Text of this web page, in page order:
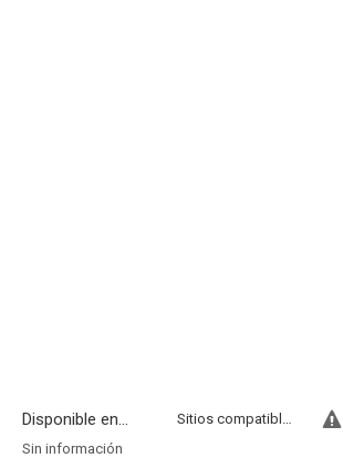
Disponible en...
Sitios compatibles
Sin información